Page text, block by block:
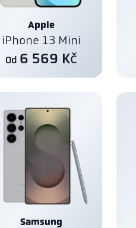
Apple
iPhone 13 Mini
Od 6 569 Kč
Samsung